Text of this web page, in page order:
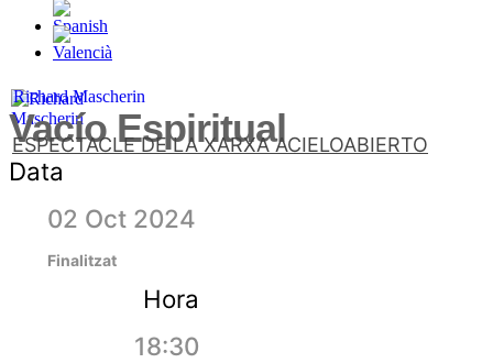
Richard Mascherin
Vacío Espiritual
ESPECTACLE DE LA XARXA ACIELOABIERTO
Data
02 Oct 2024
Finalitzat
Hora
18:30